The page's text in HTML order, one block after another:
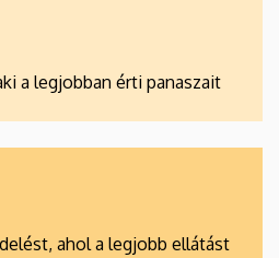
a legjobban érti panaszait
ahol a legjobb ellátást